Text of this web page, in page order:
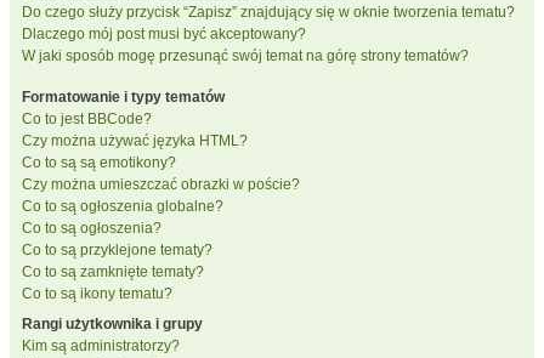
Do czego służy przycisk “Zapisz” znajdujący się w oknie tworzenia tematu?
Dlaczego mój post musi być akceptowany?
W jaki sposób mogę przesunąć swój temat na górę strony tematów?
Formatowanie i typy tematów
Co to jest BBCode?
Czy można używać języka HTML?
Co to są są emotikony?
Czy można umieszczać obrazki w poście?
Co to są ogłoszenia globalne?
Co to są ogłoszenia?
Co to są przyklejone tematy?
Co to są zamknięte tematy?
Co to są ikony tematu?
Rangi użytkownika i grupy
Kim są administratorzy?